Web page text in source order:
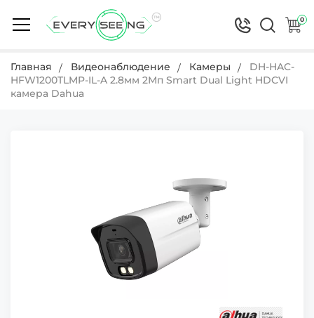
0
Главная Видеонаблюдение Камеры
DH-HAC-
HFW1200TLMP-IL-A 2.8мм 2Мп Smart Dual Light HDCVI
камера Dahua